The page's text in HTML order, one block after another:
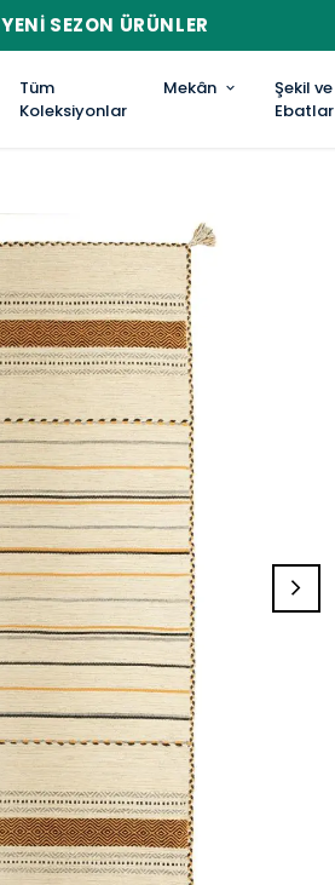
YENI SEZON ÜRÜNLER
Tüm
Koleksiyonlar
Mekân
Şekil ve
Ebatlar